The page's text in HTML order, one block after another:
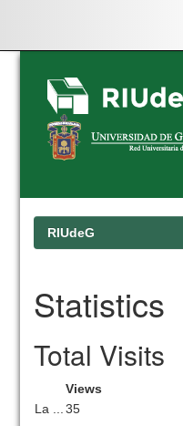
Skip
navigation
RIUdeG
Statistics
Total Visits
Views
La ...
35